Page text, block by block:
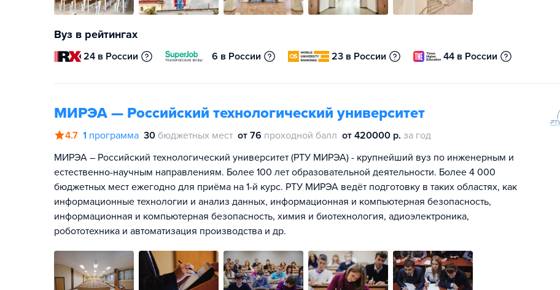
Вуз в рейтингах
24 в России 6 в России 23 в России 44 в России
МИРЭА — Российский технологический университет
4.7 1 программа 30 бюджетных мест от 76 проходной балл от 420000 р. за год
МИРЭА – Российский технологический университет (РТУ МИРЭА) - крупнейший вуз по инженерным и
естественно-научным направлениям. Более 100 лет образовательной деятельности. Более 4 000
бюджетных мест ежегодно для приёма на 1-й курс. РТУ МИРЭА ведёт подготовку в таких областях, как
информационные технологии и анализ данных, информационная и компьютерная безопасность,
информационная и компьютерная безопасность, химия и биотехнология, адиоэлектроника,
робототехника и автоматизация производства и др.